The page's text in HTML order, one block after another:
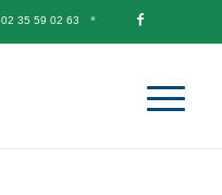
02 35 59 02 63